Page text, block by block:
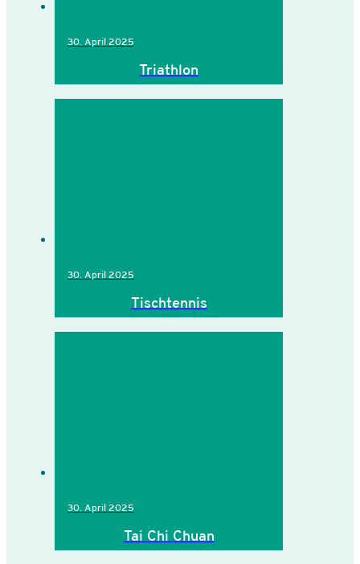
30. April 2025
Triathlon
30. April 2025
Tischtennis
30. April 2025
Tai Chi Chuan